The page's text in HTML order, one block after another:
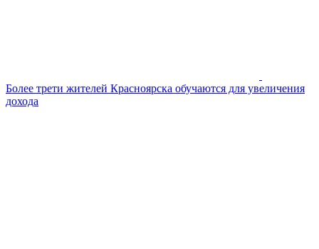
Более трети жителей Красноярска обучаются для увеличения
дохода